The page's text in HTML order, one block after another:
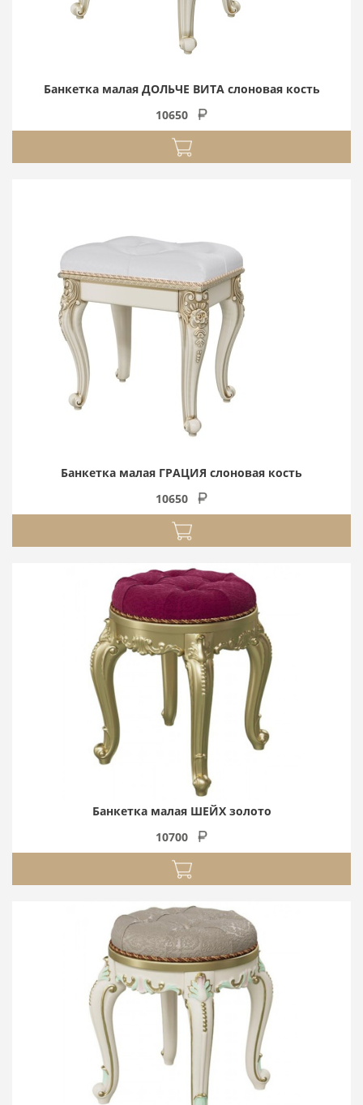
Банкетка малая ДОЛЬЧЕ ВИТА слоновая кость
10650
Банкетка малая ГРАЦИЯ слоновая кость
10650
Банкетка малая ШЕЙХ золото
10700